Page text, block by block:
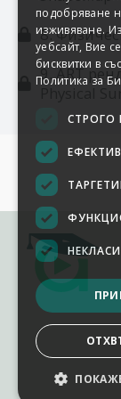
8.
9. ART
Physical
подобряване
изживяване.
уебсайт, Вие
бисквитки в
Политика за
СТРОГО